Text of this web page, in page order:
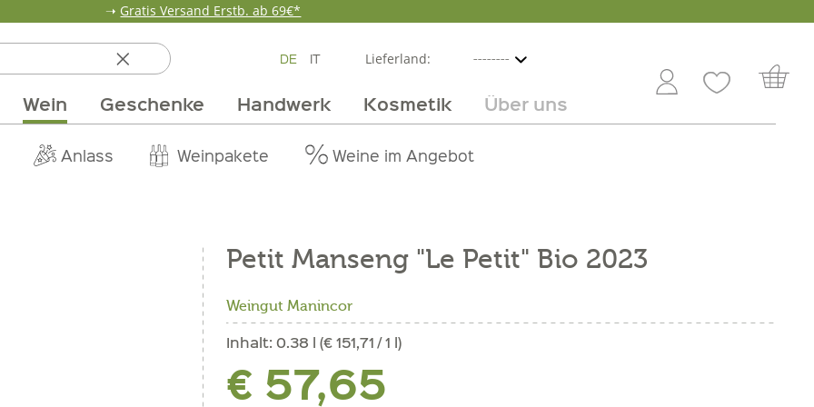
➝ Gratis Versand Erstb. ab 69€*
DE IT Lieferland:
Wein Geschenke Handwerk Kosmetik Über uns
Erdbeerzeit Wandern
Getränke Vom Getreide Vorratskammer
Anlass Weinpakete Weine im Angebot
Verpackungen
& Öle Team Unsere Märkte Pur Exclusive Online
Petit Manseng "Le Petit" Bio 2023
Weingut Manincor
Inhalt:0.38 l (€ 151,71 / 1 l)
€ 57,65